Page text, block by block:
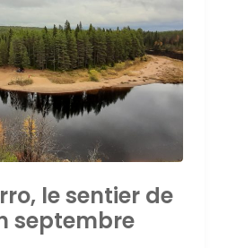
le sentier de
septembre